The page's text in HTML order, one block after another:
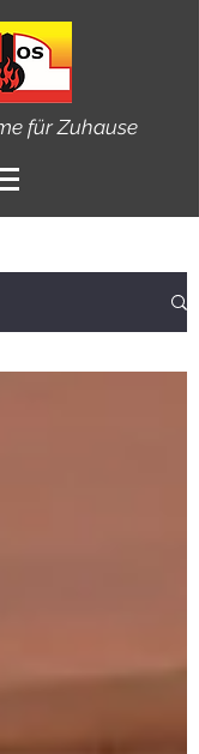
für Zuhause